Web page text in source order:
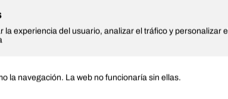
Fluviales Norte de Europa
Fluviales Centro Europa